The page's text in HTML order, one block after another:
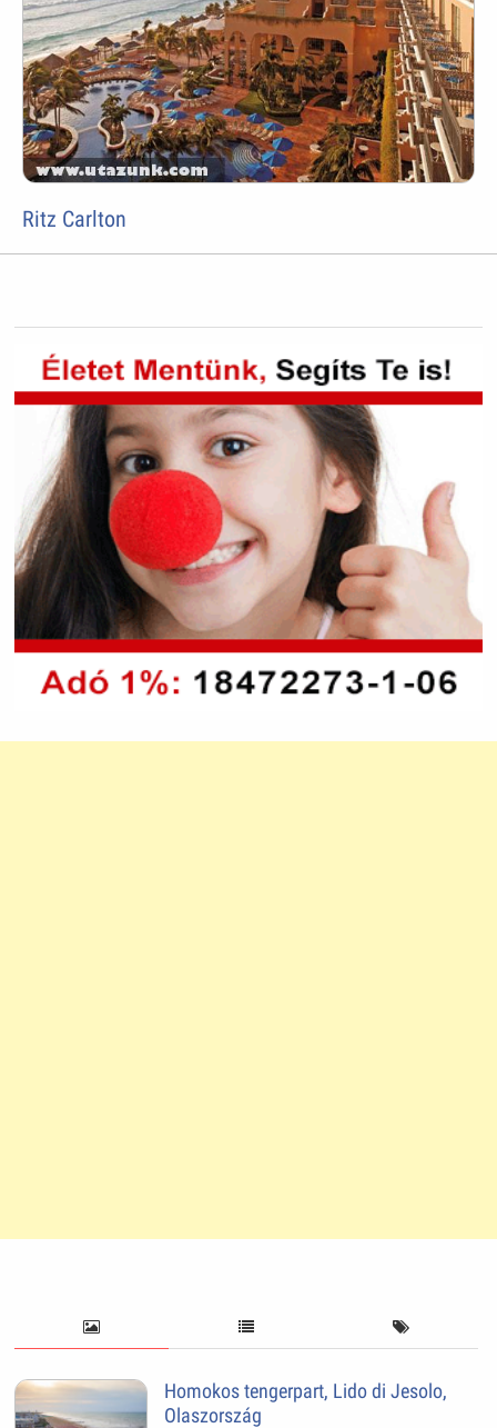
Ritz Carlton
Homokos tengerpart, Lido di Jesolo,
Olaszország